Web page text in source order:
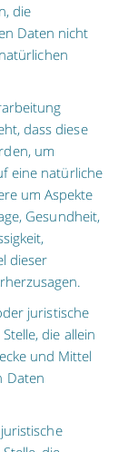
die
Daten nicht
dass diese
um
eine natürliche
um Aspekte
Gesundheit,
dieser
juristische
die allein
und Mittel
Daten